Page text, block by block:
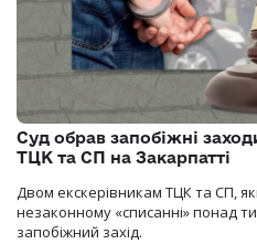
Суд обрав запобіжні
ТЦК та СП на Закарпатті
Двом екскерівникам ТЦК та СП,
незаконному «списанні» понад
запобіжний захід.